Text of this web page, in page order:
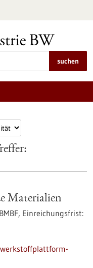
suchen
Materialien
BMBF, Einreichungsfrist: